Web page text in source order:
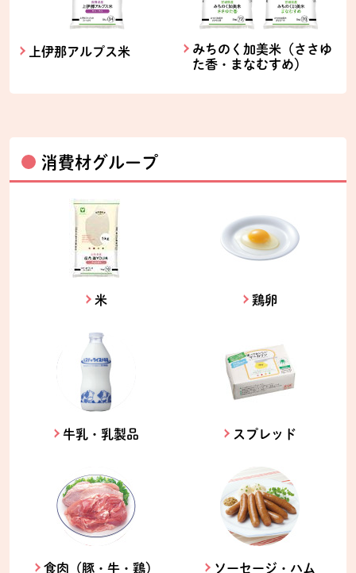
上伊那アルプス米
みちのく加美米（ささゆ
た香・まなむすめ）
消費材グループ
米 鶏卵
牛乳・乳製品 スプレッド
食肉（豚・牛・鶏） ソーセージ・ハム